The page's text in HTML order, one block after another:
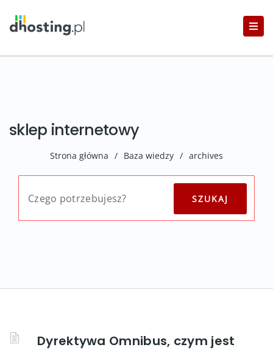
sklep internetowy
Strona główna / Baza wiedzy / archives
Dyrektywa Omnibus, czym jest